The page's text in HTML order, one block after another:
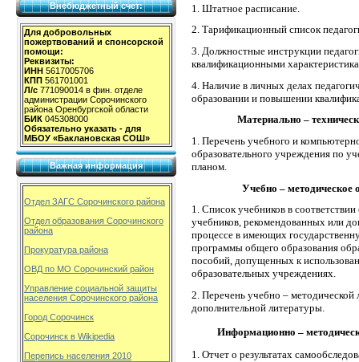
Внебюджетный счет:
Для добровольных
пожертвований и спонсорской
помощи:
Реквизиты:
ИНН 5617005706
КПП 561701001
Л/с 771090014 в фин. отделе
администрации Сорочинского
района Оренбургской области
БИК 045308000
Обязательно указать - для
МБОУ «Баклановская СОШ»
Важная информация
Отдел ЗАГС Сорочинского района
Отдел образования Сорочинского
района
Прокуратура района
ОВД по МО Сорочинский район
Управление социальной защиты
населения Сорочинского района
Город Сорочинск
Сорочинск в Wikipedia
Перепись населения 2010
1. Штатное расписание.
2. Тарификационный список
3. Должностные инструкции
квалификационными
4. Наличие в личных делах
образовании и повышении
Материально –
1. Перечень учебного и
образовательного учреждения по
планом.
Учебно – методическое
1. Список учебников в
учебников, рекомендованных или
процессе в имеющих
программы общего образования
пособий, допущенных к
образовательных учреждениях.
2. Перечень учебно – методической
дополнительной литературы.
Информационно –
1. Отчет о результатах